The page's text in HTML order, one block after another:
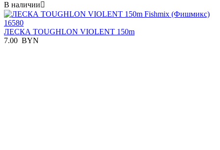
В наличии
ЛЕСКА TOUGHLON VIOLENT 150m
7.00 BYN